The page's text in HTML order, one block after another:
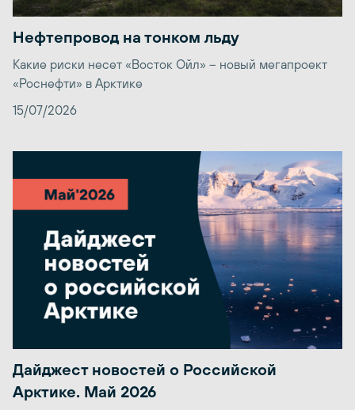
Нефтепровод на тонком льду
Какие риски несет «Восток Ойл» – новый мегапроект
«Роснефти» в Арктике
15/07/2026
Дайджест новостей о Российской
Арктике. Май 2026